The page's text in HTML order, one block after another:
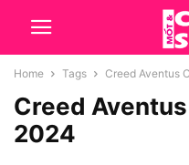
Home Tags Creed Aventus
Creed
2024